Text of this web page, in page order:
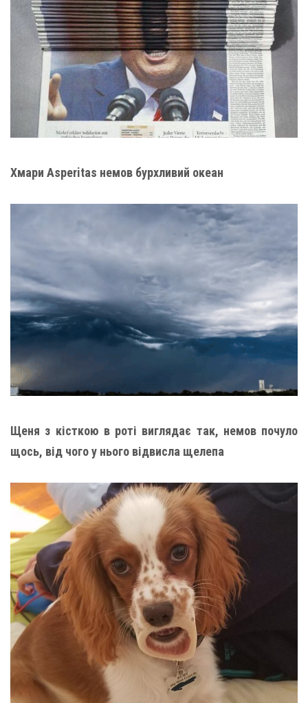
Хмари Asperitas немов бурхливий океан
Щеня з кісткою в роті виглядає так, немов почуло
щось, від чого у нього відвисла щелепа